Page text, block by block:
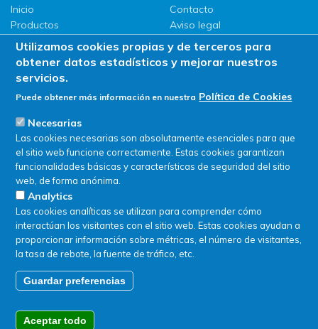
Inicio
Productos
LLG
Promociones
ServiSAT
Contacto
Aviso legal
Política de privacidad
Política de Cookies
© SERVIQUIMIA S.L.U. - Todos los derechos reservados
Utilizamos cookies propias y de terceros para
obtener datos estadísticos y mejorar nuestros
servicios.
Puede obtener más información en nuestra Política de Cookies
Necesarias
Las cookies necesarias son absolutamente esenciales para que
el sitio web funcione correctamente. Estas cookies garantizan
funcionalidades básicas y características de seguridad del sitio
web, de forma anónima.
Analytics
Las cookies analíticas se utilizan para comprender cómo
interactúan los visitantes con el sitio web. Estas cookies ayudan a
proporcionar información sobre métricas, el número de visitantes,
la tasa de rebote, la fuente de tráfico, etc.
Guardar preferencias
Aceptar todo